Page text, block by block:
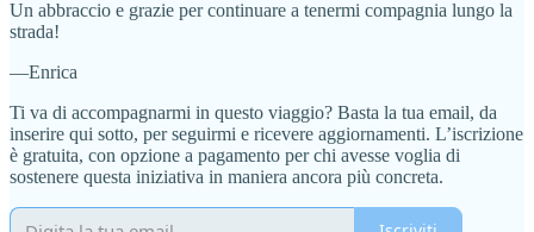
Un abbraccio e grazie per continuare a tenermi compagnia lungo la
strada!
—Enrica
Ti va di accompagnarmi in questo viaggio? Basta la tua email, da
inserire qui sotto, per seguirmi e ricevere aggiornamenti. L’iscrizione
è gratuita, con opzione a pagamento per chi avesse voglia di
sostenere questa iniziativa in maniera ancora più concreta.